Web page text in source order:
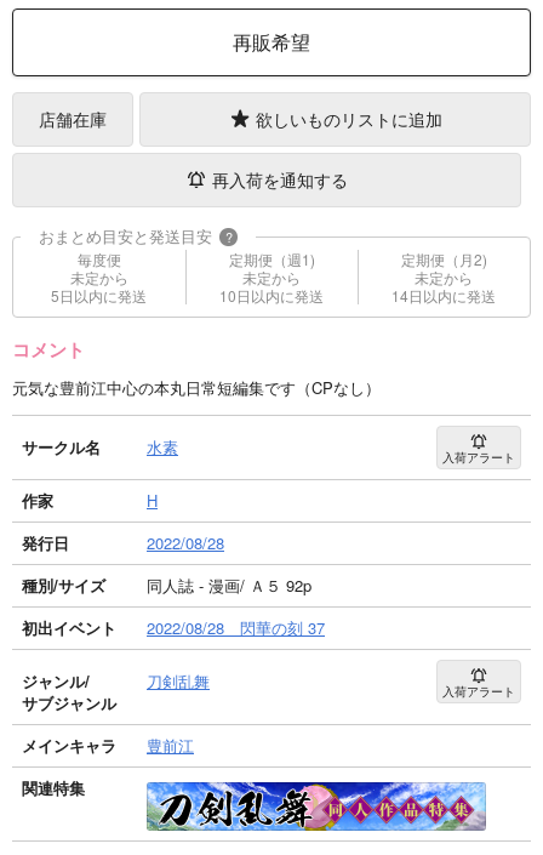
再販希望
店舗在庫 欲しいものリストに追加
再入荷を通知する
おまとめ目安と発送目安 ?
毎度便
未定から
5日以内に発送
定期便（週1)
未定から
10日以内に発送
定期便（月2)
未定から
14日以内に発送
コメント
元気な豊前江中心の本丸日常短編集です（CPなし）
サークル名 水素 入荷アラート
作家
H
発行日
2022/08/28
種別/サイズ
同人誌 - 漫画/ Ａ５ 92p
初出イベント
2022/08/28 閃華の刻 37
ジャンル/
サブジャンル
刀剣乱舞 入荷アラート
メインキャラ
豊前江
関連特集